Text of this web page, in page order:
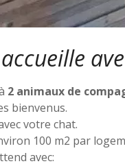
2 animaux de
bienvenus.
votre chat.
100 m2 par
avec: